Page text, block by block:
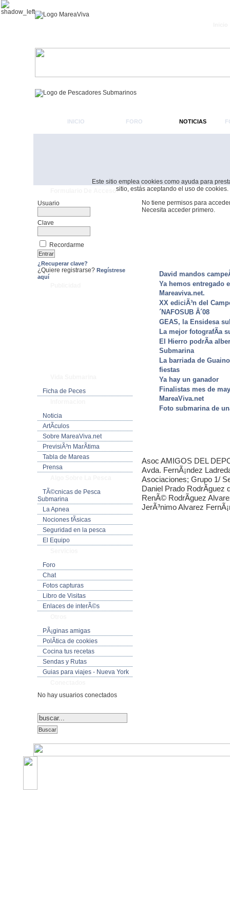
Este sitio emplea cookies como ayuda para
sitio, estás aceptando el uso de cookies.
INICIO FORO NOTICIAS
Usuario
Clave
Recordarme
¿Recuperar clave?
¿Quiere registrarse? Regístrese
aquí
Ficha de Peces
Noticia
ArtÃ­culos
Sobre MareaViva.net
PrevisiÃ³n MarÃ­tima
Tabla de Mareas
Prensa
TÃ©cnicas de Pesca
Submarina
La Apnea
Nociones fÃ­sicas
Seguridad en la pesca
El Equipo
Foro
Chat
Fotos capturas
Libro de Visitas
Enlaces de interÃ©s
PÃ¡ginas amigas
PolÃ­tica de cookies
Cocina tus recetas
Sendas y Rutas
Guias para viajes - Nueva York
No hay usuarios conectados
No tiene permisos para
Necesita acceder primero.
David mandos
Ya hemos entregado
Mareaviva.net.
XX ediciÃ³n del
´NAFOSUB Â´08
GEAS, la Ensidesa
La mejor fotografÃ­a
El Hierro podrÃ­a
Submarina
La barriada de
fiestas
Ya hay un ganador
Finalistas mes de
MareaViva.net
Foto submarina de
Asoc AMIGOS DEL
Avda. FernÃ¡ndez
Asociaciones; Grupo 1/
Daniel Prado RodrÃ­guez
RenÃ© RodrÃ­guez
JerÃ³nimo Alvarez